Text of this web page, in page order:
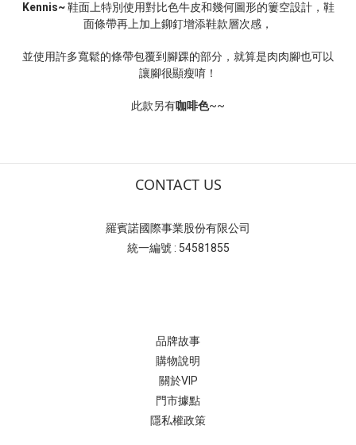
Kennis~鞋面上特別使用對比色牛皮和幾何圖形的簍空設計，鞋
面條帶再上加上鉚釘增添鞋款​層次感，
並使用許多寬鬆的條帶包覆到腳踝的部分，就算是肉肉腳也可​以
讓腳很顯瘦唷！
此款另有咖啡色~~
CONTACT US
羅賓諾國際事業股份有限公司
統一編號 : 54581855
品牌故事
購物說明
關於VIP
門市據點
隱私權政策